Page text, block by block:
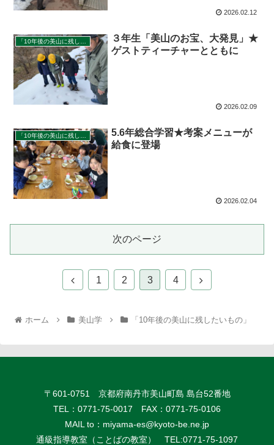
2026.02.12
３年生「美山のお宝、大発見」★
ゲストティーチャーとともに
2026.02.09
5.6年総合学習★考案メニューが
給食に登場
2026.02.04
次のページ
1 2 3 4
ホーム 美山学 「10年後の美山に残したいもの」
〒601-0751 京都府南丹市美山町島 島台52番地
TEL：0771-75-0017 FAX：0771-75-0106
MAIL to： miyama-es@kyoto-be.ne.jp
通級指導教室（ことばの教室） TEL:0771-75-1097